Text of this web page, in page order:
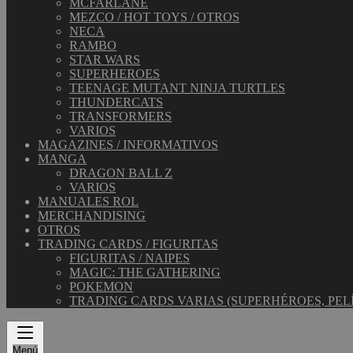
MCFARLANE
MEZCO / HOT TOYS / OTROS
NECA
RAMBO
STAR WARS
SUPERHEROES
TEENAGE MUTANT NINJA TURTLES
THUNDERCATS
TRANSFORMERS
VARIOS
MAGAZINES / INFORMATIVOS
MANGA
DRAGON BALL Z
VARIOS
MANUALES ROL
MERCHANDISING
OTROS
TRADING CARDS / FIGURITAS
FIGURITAS / NAIPES
MAGIC: THE GATHERING
POKEMON
TRADING CARDS VARIAS (SUPERHÉROES,
Menú